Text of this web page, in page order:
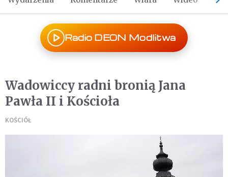
Radio DEON Modlitwa
Wadowiccy radni bronią Jana
Pawła II i Kościoła
KOŚCIÓŁ